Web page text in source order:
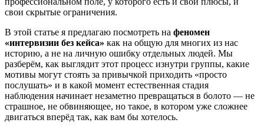
свои скрытые ограничения.
В этой статье я предлагаю посмотреть на феномен
«интервизии без кейса» как на общую для многих из нас
историю, а не на личную ошибку отдельных людей. Мы
разберём, как выглядит этот процесс изнутри группы, какие
мотивы могут стоять за привычкой приходить «просто
послушать» и в какой момент естественная стадия
наблюдения начинает незаметно превращаться в болото — не
страшное, не обвиняющее, но такое, в котором уже сложнее
двигаться вперёд так, как вам бы хотелось.